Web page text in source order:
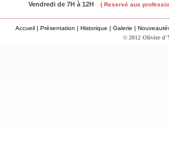
Vendredi de 7H à 12H ( Reservé aux
Accueil | Présentation | Historique | Galerie |
© 2012 Olivier